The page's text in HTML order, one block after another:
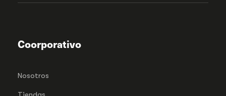
Coorporativo
Nosotros